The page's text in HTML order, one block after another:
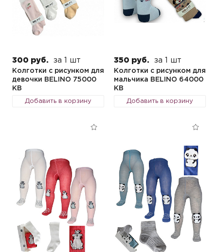
300 руб. за 1 шт
Колготки с рисунком для
девочки BELINO 75000
KB
Добавить в корзину
350 руб. за 1 шт
Колготки с рисунком для
мальчика BELINO 64000
KB
Добавить в корзину